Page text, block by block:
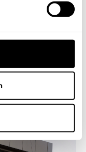
Bestandteil
die Sicherheit
es zahlreiche
perfekte Produkt